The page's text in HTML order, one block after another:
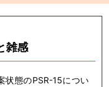
雑感
状態のPSR-15につい